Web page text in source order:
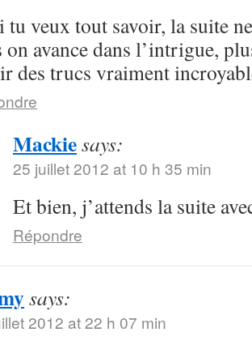
tu veux tout savoir, la suite
on avance dans l’intrigue,
des trucs vraiment
Mackiesays:
25 juillet 2012 at 10 h 35 min
Et bien, j’attends la suite
Répondre
says:
2012 at 22 h 07 min